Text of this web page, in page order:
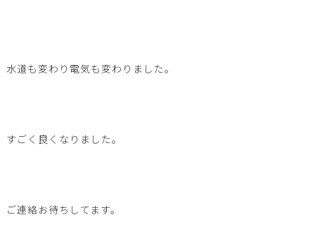
水道も変わり電気も変わりました。
すごく良くなりました。
ご連絡お待ちしてます。